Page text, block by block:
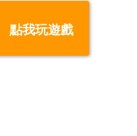
點我玩遊戲